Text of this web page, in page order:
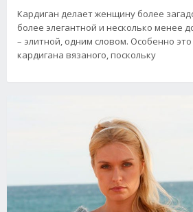
Кардиган делает женщину более
более элегантной и несколько менее
– элитной, одним словом. Особенно это
кардигана вязаного, поскольку